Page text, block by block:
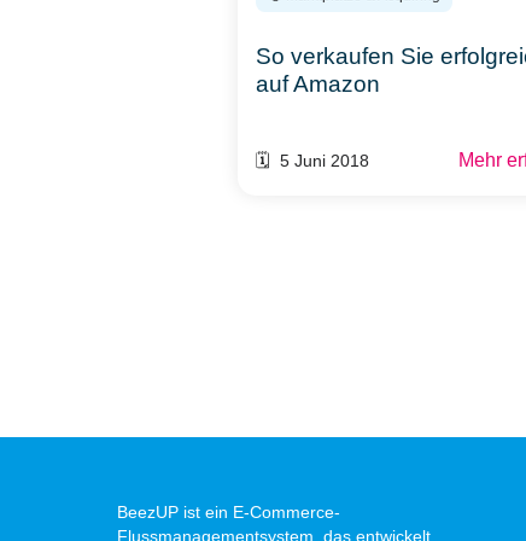
So verkaufen Sie
auf Amazon
🗓️ 5 Juni 2018 Mehr
BeezUP ist ein E-Commerce-
Flussmanagementsystem, das entwickelt